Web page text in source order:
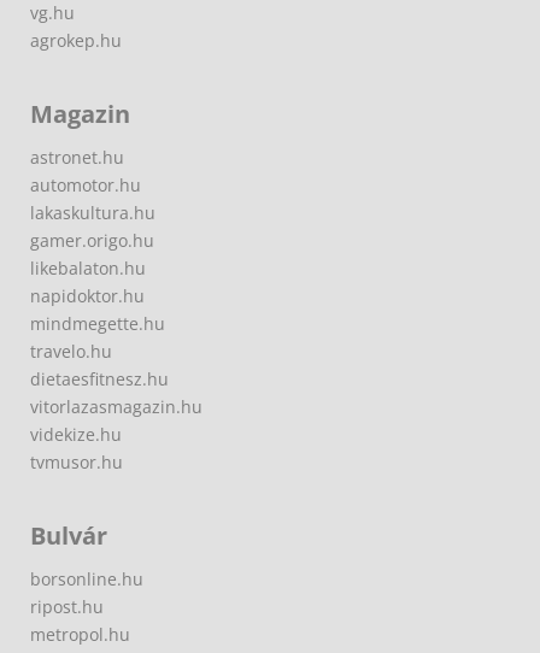
vg.hu
agrokep.hu
Magazin
astronet.hu
automotor.hu
lakaskultura.hu
gamer.origo.hu
likebalaton.hu
napidoktor.hu
mindmegette.hu
travelo.hu
dietaesfitnesz.hu
vitorlazasmagazin.hu
videkize.hu
tvmusor.hu
Bulvár
borsonline.hu
ripost.hu
metropol.hu